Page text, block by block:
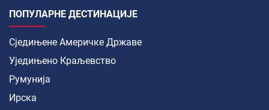
ПОПУЛАРНЕ ДЕСТИНАЦИЈЕ
Сједињене Америчке Државе
Уједињено Краљевство
Румунија
Ирска